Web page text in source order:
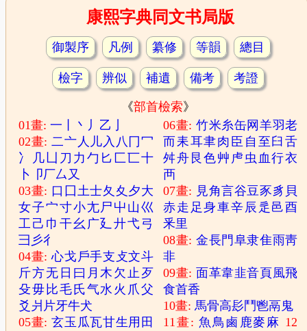
康熙字典同文书局版
御製序 凡例 纂修 等韻 總目
檢字 辨似 補遺 備考 考證
《部首檢索》
01畫:一 丶 丿 乙
02畫:二亠 人 儿入 八 冂冖
冫
几 凵 刀 力 勹 匕 匚匸十
卜
卩厂厶 又
03畫: 口 囗 土士夂 夊 夕大
女子宀寸小尢尸 屮 山巛
工 己 巾 干幺 广廴廾弋弓
彐 彡彳
04畫:心戈 戶手支 攴文斗
斤方无 日 曰 月木 欠止 歹
殳毋 比毛 氏气水 火 爪父
爻 爿 片牙牛犬
05畫:玄玉 瓜瓦甘生用 田
06畫: 竹米糸缶网 羊羽老
而耒耳聿肉 臣 自 至 臼舌
舛舟 艮色艸 虍 虫 血行衣
襾
07畫: 見角言谷豆豕豸 貝
赤走 足身車辛辰 辵 邑酉
釆里
08畫: 金長門 阜隶隹雨靑
非
09畫: 面革韋韭音頁風飛
食首香
10畫:馬骨高髟 鬥鬯鬲 鬼
11畫: 魚鳥 鹵 鹿麥 麻 12